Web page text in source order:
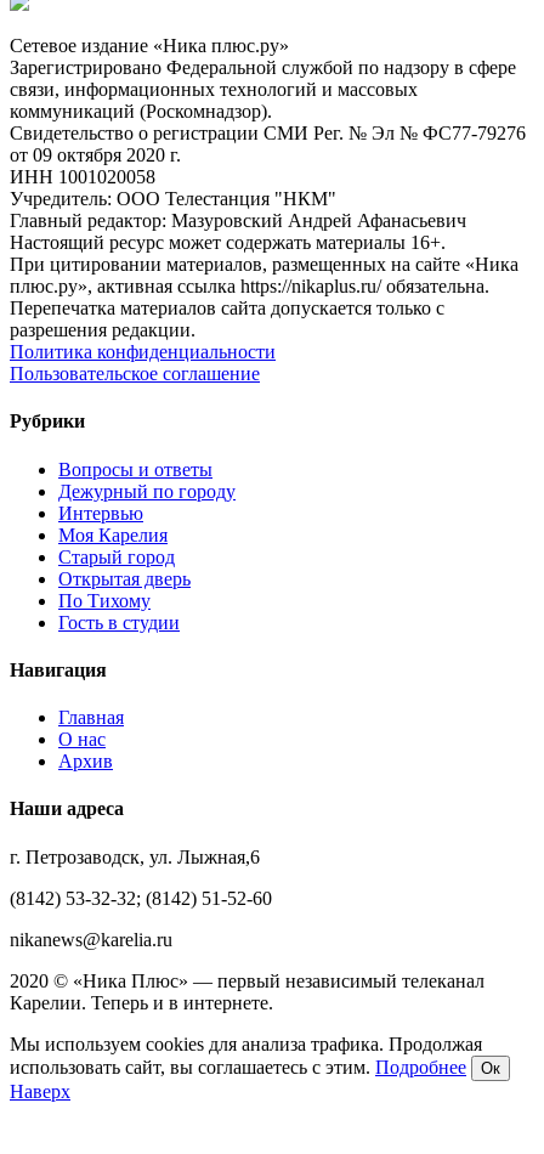
Сетевое издание «Ника плюс.ру»
Зарегистрировано Федеральной службой по надзору в сфере
связи, информационных технологий и массовых
коммуникаций (Роскомнадзор).
Свидетельство о регистрации СМИ Рег. № Эл № ФС77-79276
от 09 октября 2020 г.
ИНН 1001020058
Учредитель: ООО Телестанция "НКМ"
Главный редактор: Мазуровский Андрей Афанасьевич
Настоящий ресурс может содержать материалы 16+.
При цитировании материалов, размещенных на сайте «Ника
плюс.ру», активная ссылка https://nikaplus.ru/ обязательна.
Перепечатка материалов сайта допускается только с
разрешения редакции.
Политика конфиденциальности
Пользовательское соглашение
Рубрики
Вопросы и ответы
Дежурный по городу
Интервью
Моя Карелия
Старый город
Открытая дверь
По Тихому
Гость в студии
Навигация
Главная
О нас
Архив
Наши адреса
г. Петрозаводск, ул. Лыжная,6
(8142) 53-32-32; (8142) 51-52-60
nikanews@karelia.ru
2020 © «Ника Плюс» — первый независимый телеканал
Карелии. Теперь и в интернете.
Мы используем cookies для анализа трафика. Продолжая
использовать сайт, вы соглашаетесь с этим. Подробнее Ок
Наверх